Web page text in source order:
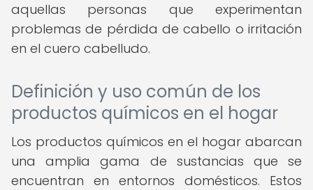
aquellas personas que experimentan
problemas de pérdida de cabello o irritación
en el cuero cabelludo.
Definición y uso común de los
productos químicos en el hogar
Los productos químicos en el hogar abarcan
una amplia gama de sustancias que se
encuentran en entornos domésticos. Estos